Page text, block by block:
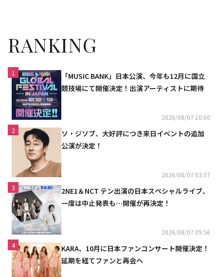
RANKING
1
「MUSIC BANK」日本公演、今年も12月に国立
競技場にて開催決定！出演アーティストに期待
2026/08/07 10:00
2
ソ・ジソブ、大好評につき来日イベントの追加
公演が決定！
2026/08/07 03:57
3
2NE1＆NCT テン出演の日本スペシャルライブ、
一度は中止発表も…開催が再決定！
2026/08/07 09:56
4
KARA、10月に日本ファンコンサート開催決定！
延期を経てファンと再会へ